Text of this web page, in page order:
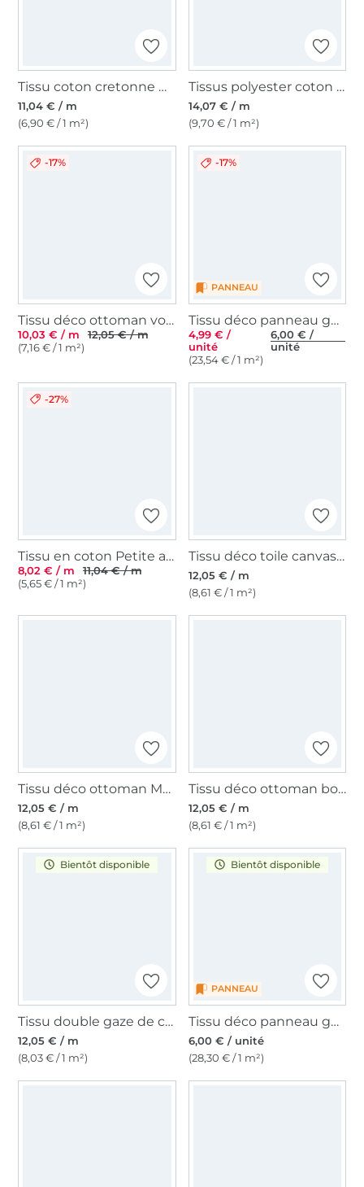
Tissu coton cretonne Coquillages bord de mer chic, terracotta
11,04 € / m
(6,90 € / 1 m²)
Tissus polyester coton seersucker à rayures stripes, bleu marine
14,07 € / m
(9,70 € / 1 m²)
-17%
Tissu déco ottoman voiliers, blanc cassé
10,03 € / m
12,05 € / m
(7,16 € / 1 m²)
PANNEAU
-17%
Tissu déco panneau gobelin Nautic Teddy Bear Panel, 46 x 46 cm
4,99 € /
unité
6,00 € /
unité
(23,54 € / 1 m²)
-27%
Tissu en coton Petite ancre
8,02 € / m
11,04 € / m
(5,65 € / 1 m²)
Tissu déco toile canvas Waterproof, bleu foncé
12,05 € / m
(8,61 € / 1 m²)
Tissu déco ottoman Méduse, bleu marine
12,05 € / m
(8,61 € / 1 m²)
Tissu déco ottoman bord de mer beach world, naturel
12,05 € / m
(8,61 € / 1 m²)
Bientôt disponible
Tissu double gaze de coton Sailing Boats, blanc cassé
12,05 € / m
(8,03 € / 1 m²)
PANNEAU
Bientôt disponible
Tissu déco panneau gobelin Mouette, 46x46 cm
6,00 € / unité
(28,30 € / 1 m²)